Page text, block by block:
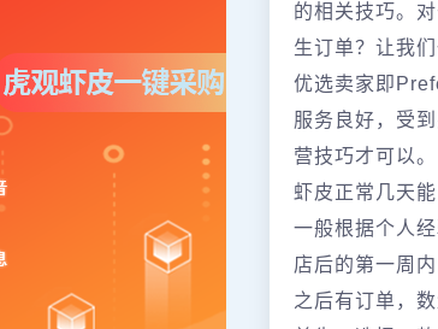
的相关技巧。
生订单？让我
优选卖家即
服务良好，受
营技巧才可以。
虾皮正常几天能
一般根据个人
店后的第一周
之后有订单，